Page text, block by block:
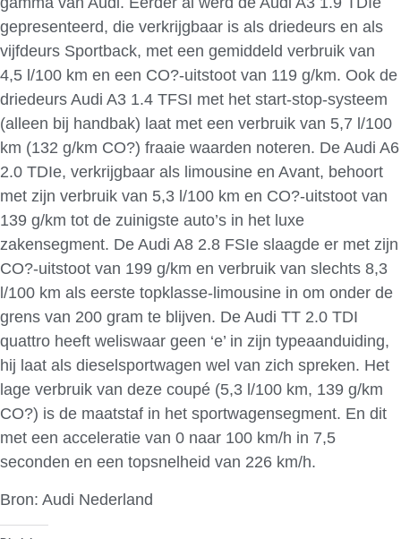
gepresenteerd, die verkrijgbaar is als driedeurs en als
vijfdeurs Sportback, met een gemiddeld verbruik van
4,5 l/100 km en een CO?-uitstoot van 119 g/km. Ook de
driedeurs Audi A3 1.4 TFSI met het start-stop-systeem
(alleen bij handbak) laat met een verbruik van 5,7 l/100
km (132 g/km CO?) fraaie waarden noteren. De Audi A6
2.0 TDIe, verkrijgbaar als limousine en Avant, behoort
met zijn verbruik van 5,3 l/100 km en CO?-uitstoot van
139 g/km tot de zuinigste auto’s in het luxe
zakensegment. De Audi A8 2.8 FSIe slaagde er met zijn
CO?-uitstoot van 199 g/km en verbruik van slechts 8,3
l/100 km als eerste topklasse-limousine in om onder de
grens van 200 gram te blijven. De Audi TT 2.0 TDI
quattro heeft weliswaar geen ‘e’ in zijn typeaanduiding,
hij laat als dieselsportwagen wel van zich spreken. Het
lage verbruik van deze coupé (5,3 l/100 km, 139 g/km
CO?) is de maatstaf in het sportwagensegment. En dit
met een acceleratie van 0 naar 100 km/h in 7,5
seconden en een topsnelheid van 226 km/h.
Bron: Audi Nederland